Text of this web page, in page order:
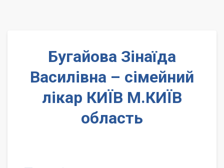
Бугайова Зінаїда
Василівна – сімейний
лікар КИЇВ М.КИЇВ
область